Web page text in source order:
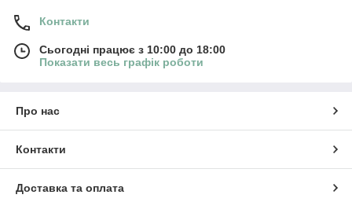
Контакти
Сьогодні працює з 10:00 до 18:00
Показати весь графік роботи
Про нас
Контакти
Доставка та оплата